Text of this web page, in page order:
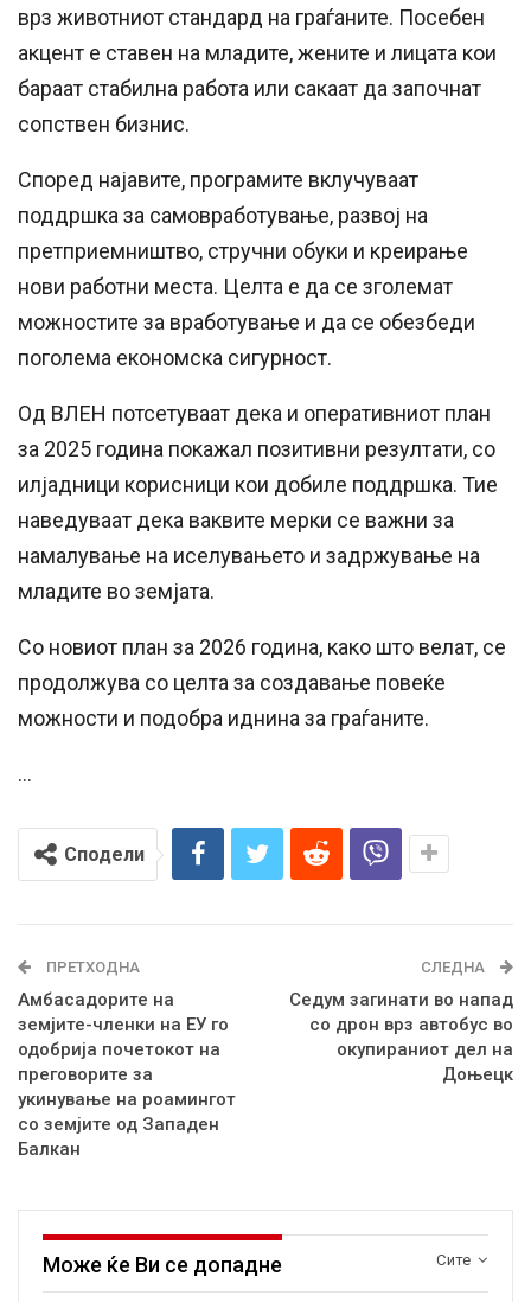
врз животниот стандард на граѓаните. Посебен
акцент е ставен на младите, жените и лицата кои
бараат стабилна работа или сакаат да започнат
сопствен бизнис.
Според најавите, програмите вклучуваат
поддршка за самовработување, развој на
претприемништво, стручни обуки и креирање
нови работни места. Целта е да се зголемат
можностите за вработување и да се обезбеди
поголема економска сигурност.
Од ВЛЕН потсетуваат дека и оперативниот план
за 2025 година покажал позитивни резултати, со
илјадници корисници кои добиле поддршка. Тие
наведуваат дека ваквите мерки се важни за
намалување на иселувањето и задржување на
младите во земјата.
Со новиот план за 2026 година, како што велат, се
продолжува со целта за создавање повеќе
можности и подобра иднина за граѓаните.
…
Сподели
ПРЕТХОДНА
Амбасадорите на
земјите-членки на ЕУ го
одобрија почетокот на
преговорите за
укинување на роамингот
со земјите од Западен
Балкан
СЛЕДНА
Седум загинати во напад
со дрон врз автобус во
окупираниот дел на
Доњецк
Сите
Може ќе Ви се допадне